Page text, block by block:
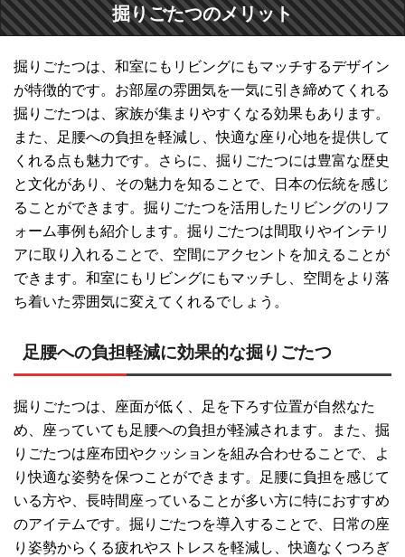
掘りごたつのメリット
掘りごたつは、和室にもリビングにもマッチするデザイン
が特徴的です。お部屋の雰囲気を一気に引き締めてくれる
掘りごたつは、家族が集まりやすくなる効果もあります。
また、足腰への負担を軽減し、快適な座り心地を提供して
くれる点も魅力です。さらに、掘りごたつには豊富な歴史
と文化があり、その魅力を知ることで、日本の伝統を感じ
ることができます。掘りごたつを活用したリビングのリフ
ォーム事例も紹介します。掘りごたつは間取りやインテリ
アに取り入れることで、空間にアクセントを加えることが
できます。和室にもリビングにもマッチし、空間をより落
ち着いた雰囲気に変えてくれるでしょう。
足腰への負担軽減に効果的な掘りごたつ
掘りごたつは、座面が低く、足を下ろす位置が自然なた
め、座っていても足腰への負担が軽減されます。また、掘
りごたつは座布団やクッションを組み合わせることで、よ
り快適な姿勢を保つことができます。足腰に負担を感じて
いる方や、長時間座っていることが多い方に特におすすめ
のアイテムです。掘りごたつを導入することで、日常の座
り姿勢からくる疲れやストレスを軽減し、快適なくつろぎ